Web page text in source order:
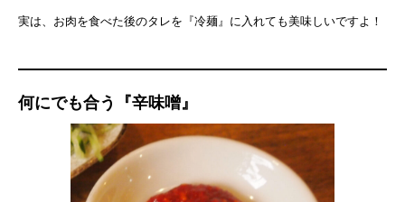
実は、お肉を食べた後のタレを『冷麺』に入れても美味しいですよ！
何にでも合う『辛味噌』